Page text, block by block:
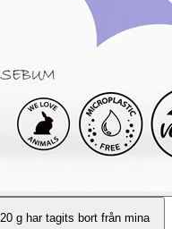
g har tagits bort från mina